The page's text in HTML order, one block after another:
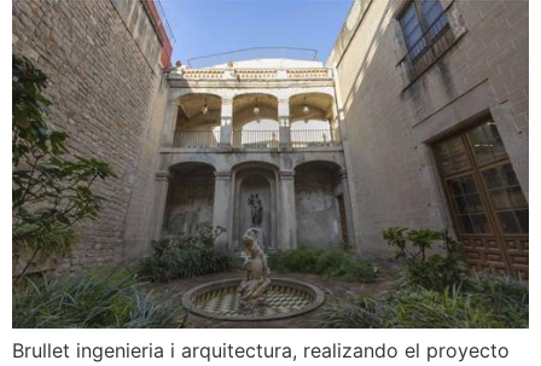
Brullet ingenieria i arquitectura, realizando el proyecto